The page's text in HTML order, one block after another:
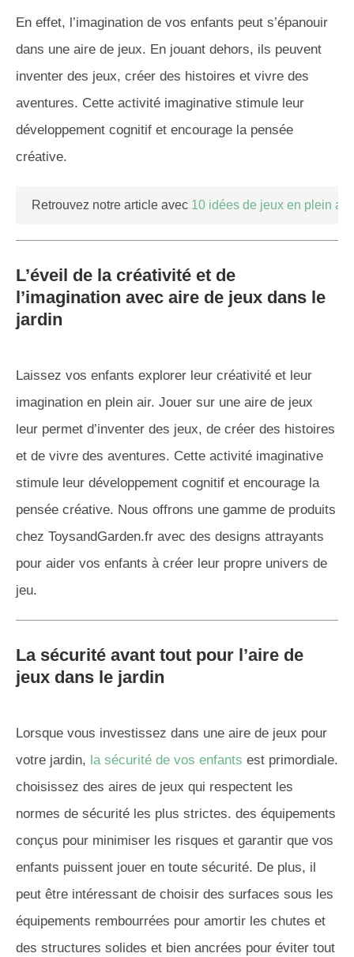
En effet, l’imagination de vos enfants peut s’épanouir
dans une aire de jeux. En jouant dehors, ils peuvent
inventer des jeux, créer des histoires et vivre des
aventures. Cette activité imaginative stimule leur
développement cognitif et encourage la pensée
créative.
Retrouvez notre article avec 10 idées de jeux en plein air
L’éveil de la créativité et de
l’imagination avec aire de jeux dans le
jardin
Laissez vos enfants explorer leur créativité et leur
imagination en plein air. Jouer sur une aire de jeux
leur permet d’inventer des jeux, de créer des histoires
et de vivre des aventures. Cette activité imaginative
stimule leur développement cognitif et encourage la
pensée créative. Nous offrons une gamme de produits
chez ToysandGarden.fr avec des designs attrayants
pour aider vos enfants à créer leur propre univers de
jeu.
La sécurité avant tout pour l’aire de
jeux dans le jardin
Lorsque vous investissez dans une aire de jeux pour
votre jardin, la sécurité de vos enfants est primordiale.
choisissez des aires de jeux qui respectent les
normes de sécurité les plus strictes. des équipements
conçus pour minimiser les risques et garantir que vos
enfants puissent jouer en toute sécurité. De plus, il
peut être intéressant de choisir des surfaces sous les
équipements rembourrées pour amortir les chutes et
des structures solides et bien ancrées pour éviter tout